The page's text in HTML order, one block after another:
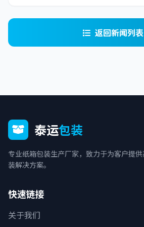
返回新闻列表
泰运包装
专业纸箱包装生产厂家，致力于为客户提
装解决方案。
快速链接
关于我们